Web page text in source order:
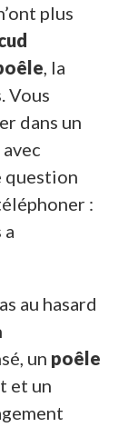
plus
, la
Vous
dans un
question
:
au hasard
un poêle
et un